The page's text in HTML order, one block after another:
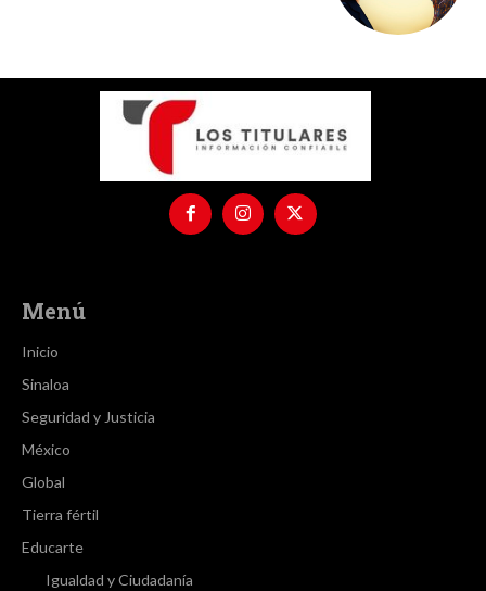
Menú
Inicio
Sinaloa
Seguridad y Justicia
México
Global
Tierra fértil
Educarte
Igualdad y Ciudadanía